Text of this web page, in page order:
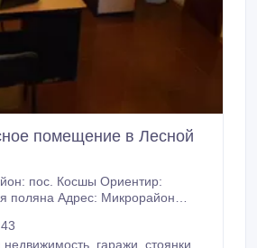
помещение в Лесной
пос. Косшы Ориентир:
поляна Адрес: Микрорайон
1 Сан. узел: Совмещенный
гаражи, стоянки